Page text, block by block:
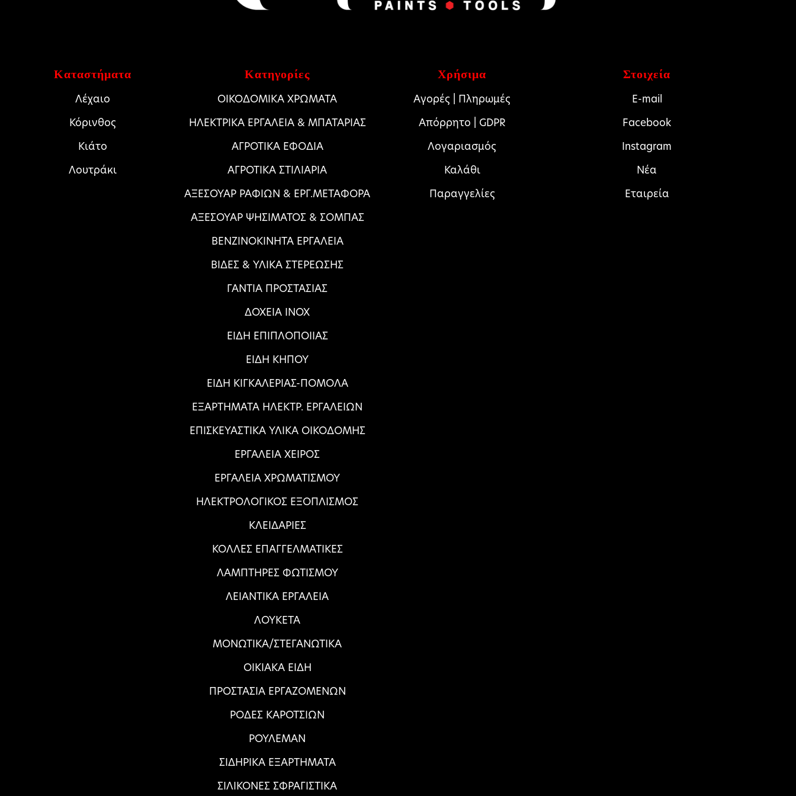
Καταστήματα
Λέχαιο
Κόρινθος
Κιάτο
Λουτράκι
Κατηγορίες
ΟΙΚΟΔΟΜΙΚΑ ΧΡΩΜΑΤΑ
HΛΕΚΤΡΙΚΑ ΕΡΓΑΛΕΙΑ & ΜΠΑΤΑΡΙΑΣ
ΑΓΡΟΤΙΚΑ ΕΦΟΔΙΑ
ΑΓΡΟΤΙΚΑ ΣΤΙΛΙΑΡΙΑ
ΑΞΕΣΟΥΑΡ ΡΑΦΙΩΝ & ΕΡΓ.ΜΕΤΑΦΟΡΑ
ΑΞΕΣΟΥΑΡ ΨΗΣΙΜΑΤΟΣ & ΣΟΜΠΑΣ
ΒΕΝΖΙΝΟΚΙΝΗΤΑ ΕΡΓΑΛΕΙΑ
ΒΙΔΕΣ & ΥΛΙΚΑ ΣΤΕΡΕΩΣΗΣ
ΓΑΝΤΙΑ ΠΡΟΣΤΑΣΙΑΣ
ΔΟΧΕΙΑ ΙΝΟΧ
ΕΙΔΗ ΕΠΙΠΛΟΠΟΙΙΑΣ
ΕΙΔΗ ΚΗΠΟΥ
ΕΙΔΗ ΚΙΓΚΑΛΕΡΙΑΣ-ΠΟΜΟΛΑ
ΕΞΑΡΤΗΜΑΤΑ ΗΛΕΚΤΡ. ΕΡΓΑΛΕΙΩΝ
ΕΠΙΣΚΕΥΑΣΤΙΚΑ ΥΛΙΚΑ ΟΙΚΟΔΟΜΗΣ
ΕΡΓΑΛΕΙΑ ΧΕΙΡΟΣ
ΕΡΓΑΛΕΙΑ ΧΡΩΜΑΤΙΣΜΟΥ
ΗΛΕΚΤΡΟΛΟΓΙΚΟΣ ΕΞΟΠΛΙΣΜΟΣ
ΚΛΕΙΔΑΡΙΕΣ
ΚΟΛΛΕΣ ΕΠΑΓΓΕΛΜΑΤΙΚΕΣ
ΛΑΜΠΤΗΡΕΣ ΦΩΤΙΣΜΟΥ
ΛΕΙΑΝΤΙΚΑ ΕΡΓΑΛΕΙΑ
ΛΟΥΚΕΤΑ
ΜΟΝΩΤΙΚΑ/ΣΤΕΓΑΝΩΤΙΚΑ
ΟΙΚΙΑΚΑ ΕΙΔΗ
ΠΡΟΣΤΑΣΙΑ ΕΡΓΑΖΟΜΕΝΩΝ
ΡΟΔΕΣ ΚΑΡΟΤΣΙΩΝ
ΡΟΥΛΕΜΑΝ
ΣΙΔΗΡΙΚΑ ΕΞΑΡΤΗΜΑΤΑ
ΣΙΛΙΚΟΝΕΣ ΣΦΡΑΓΙΣΤΙΚΑ
Χρήσιμα
Αγορές | Πληρωμές
Απόρρητο | GDPR
Λογαριασμός
Καλάθι
Παραγγελίες
Στοιχεία
E-mail
Facebook
Instagram
Νέα
Εταιρεία